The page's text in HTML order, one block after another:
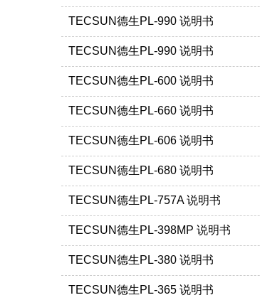
TECSUN德生PL-990 说明书
TECSUN德生PL-990 说明书
TECSUN德生PL-600 说明书
TECSUN德生PL-660 说明书
TECSUN德生PL-606 说明书
TECSUN德生PL-680 说明书
TECSUN德生PL-757A 说明书
TECSUN德生PL-398MP 说明书
TECSUN德生PL-380 说明书
TECSUN德生PL-365 说明书